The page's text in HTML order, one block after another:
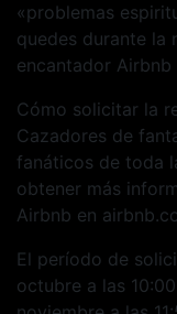
«problemas
quedes durante la
encantador
Cómo solicitar la
Cazadores de
fanáticos de toda
obtener más
Airbnb en
El período de
octubre a las